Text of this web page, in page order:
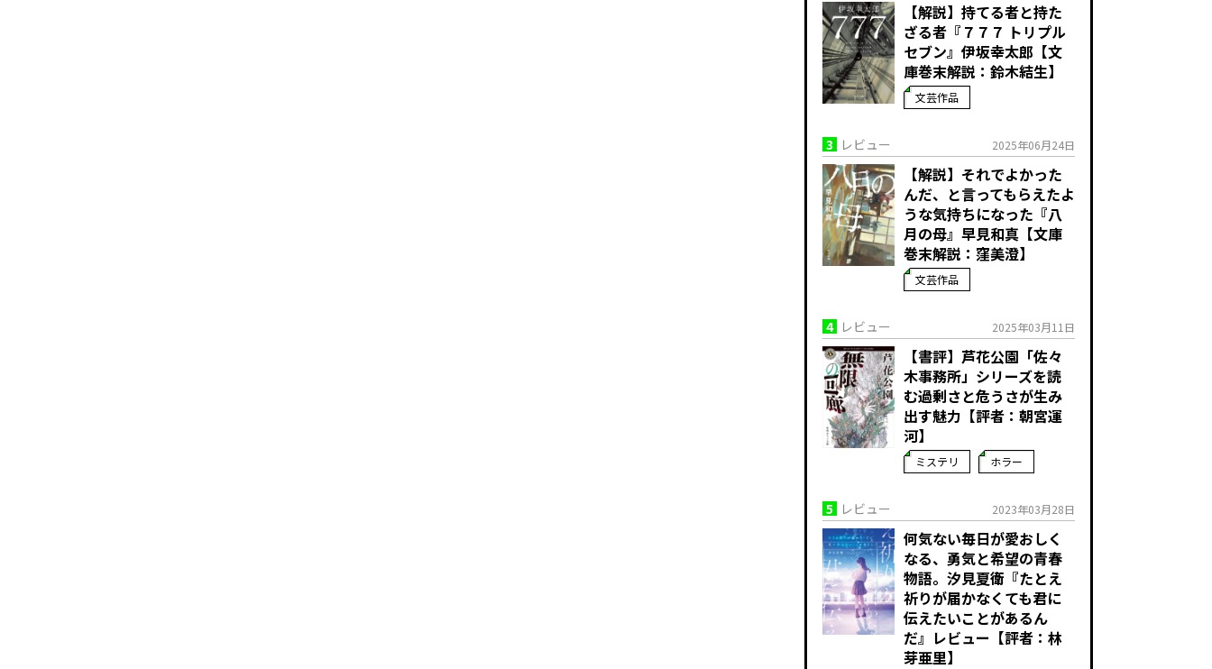
【解説】持てる者と持た
ざる者――『７７７ トリプル
セブン』伊坂幸太郎【文
庫巻末解説：鈴木結生】
文芸作品
3 レビュー 2025年06月24日
【解説】それでよかった
んだ、と言ってもらえたよ
うな気持ちになった――『八
月の母』早見和真【文庫
巻末解説：窪美澄】
文芸作品
4 レビュー 2025年03月11日
【書評】芦花公園「佐々
木事務所」シリーズを読
む――過剰さと危うさが生み
出す魅力【評者：朝宮運
河】
ミステリ ホラー
5 レビュー 2023年03月28日
何気ない毎日が愛おしく
なる、勇気と希望の青春
物語。――汐見夏衛『たとえ
祈りが届かなくても君に
伝えたいことがあるん
だ』レビュー【評者：林
芽亜里】